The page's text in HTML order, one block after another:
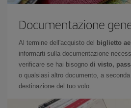
Documentazione
Al termine dell'acquisto del biglietto
informarti sulla documentazione
verificare se hai bisogno di visto,
o qualsiasi altro documento, a
destinazione del tuo volo.